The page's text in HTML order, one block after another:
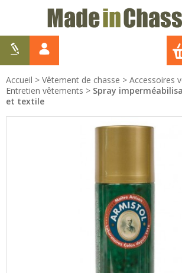
Accueil > Vêtement de chasse > Accessoires
Entretien vêtements > Spray
et textile